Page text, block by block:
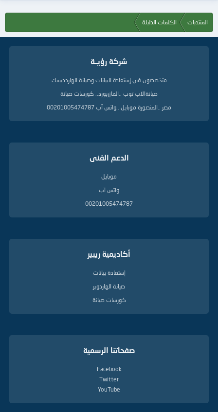
المنتديات الكلمات الدليلة
شركة رؤيــة
متخصصون في إستعادة البيانات وصيانة الهاردديسك
صيانةالاب توب ..المازربورد.. كورسات صيانة
مصر ..المنصورة موبايل ..واتس آب 00201005474787
الدعم الفنى
موبايل
واتس آب
00201005474787
أكاديمية ريبير
إستعادة بيانات
صيانة الهاردوير
كورسات صيانة
صفحاتنا الرسمية
Facebook
Twitter
YouTube